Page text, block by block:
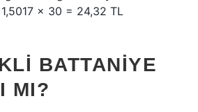
x 30 = 24,32 TL
BATTANIYE
MI?